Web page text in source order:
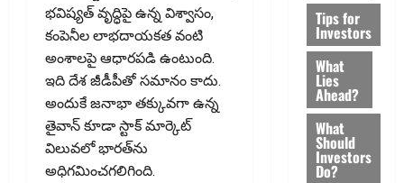
భవిష్యత్ వృద్ధిపై ఉన్న విశ్వాసం,
కంపెనీల లాభదాయకత వంటి
అంశాలపై ఆధారపడి ఉంటుంది.
ఇది దేశ జీడీపీతో సమానం కాదు.
అందుకే జనాభా తక్కువగా ఉన్న
తైవాన్‌ కూడా స్టాక్ మార్కెట్
విలువలో భారత్‌ను
అధిగమించగలిగింది.
Tips for
Investors
What
Lies
Ahead?
What
Should
Investors
Do?